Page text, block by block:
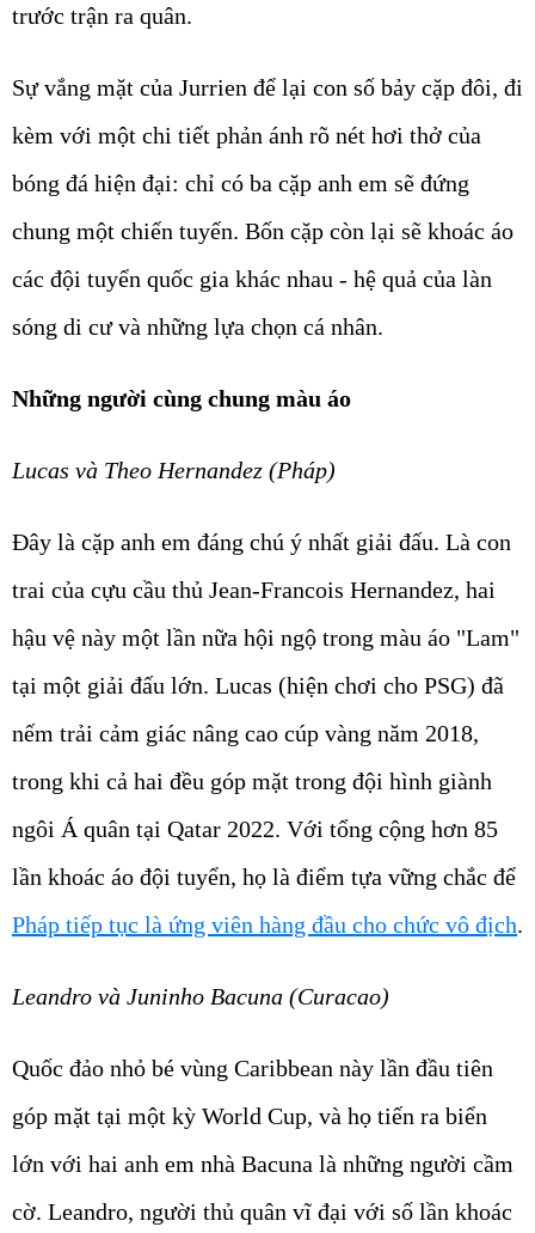
trước trận ra quân.
Sự vắng mặt của Jurrien để lại con số bảy cặp đôi, đi
kèm với một chi tiết phản ánh rõ nét hơi thở của
bóng đá hiện đại: chỉ có ba cặp anh em sẽ đứng
chung một chiến tuyến. Bốn cặp còn lại sẽ khoác áo
các đội tuyển quốc gia khác nhau - hệ quả của làn
sóng di cư và những lựa chọn cá nhân.
Những người cùng chung màu áo
Lucas và Theo Hernandez (Pháp)
Đây là cặp anh em đáng chú ý nhất giải đấu. Là con
trai của cựu cầu thủ Jean-Francois Hernandez, hai
hậu vệ này một lần nữa hội ngộ trong màu áo "Lam"
tại một giải đấu lớn. Lucas (hiện chơi cho PSG) đã
nếm trải cảm giác nâng cao cúp vàng năm 2018,
trong khi cả hai đều góp mặt trong đội hình giành
ngôi Á quân tại Qatar 2022. Với tổng cộng hơn 85
lần khoác áo đội tuyển, họ là điểm tựa vững chắc để
Pháp tiếp tục là ứng viên hàng đầu cho chức vô địch.
Leandro và Juninho Bacuna (Curacao)
Quốc đảo nhỏ bé vùng Caribbean này lần đầu tiên
góp mặt tại một kỳ World Cup, và họ tiến ra biển
lớn với hai anh em nhà Bacuna là những người cầm
cờ. Leandro, người thủ quân vĩ đại với số lần khoác